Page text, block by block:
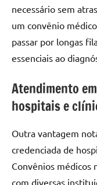
necessário sem
um convênio
passar por longas
essenciais ao
Atendimento
hospitais e
Outra vantagem
credenciada de
Convênios médicos
com diversas